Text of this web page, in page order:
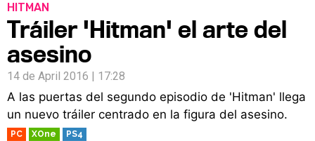
HITMAN
Tráiler 'Hitman' el arte del
asesino
14 de April 2016 | 17:28
A las puertas del segundo episodio de 'Hitman' llega
un nuevo tráiler centrado en la figura del asesino.
PC XOne PS4